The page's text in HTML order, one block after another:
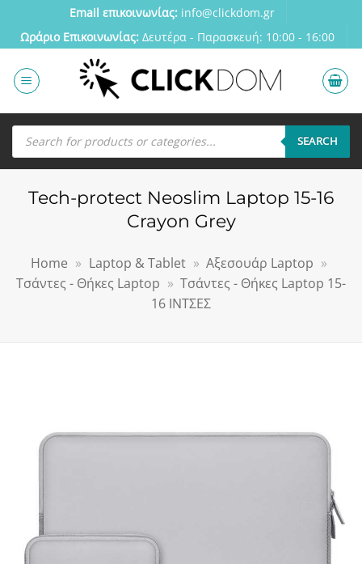
περιεχόμενο
Email επικοινωνίας: info@clickdom.gr
Ωράριο Eπικοινωνίας: Δευτέρα - Παρασκευή: 10:00 - 16:00
Αναζήτηση
προϊόντων SEARCH
Tech-protect Neoslim Laptop 15-16
Crayon Grey
Home » Laptop & Tablet » Αξεσουάρ Laptop »
Τσάντες - Θήκες Laptop » Τσάντες - Θήκες Laptop 15-
16 ΙΝΤΣΕΣ